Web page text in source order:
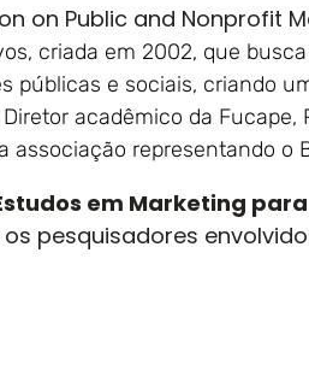
on Public and Nonprofit
criada em 2002, que
públicas e sociais, criando
acadêmico da
associação representando o
em Marketing
pesquisadores